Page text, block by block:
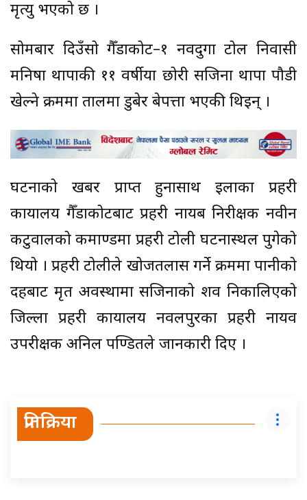
मृत्यु भएको छ ।
सोमबार दिउँसो गैँडाकोट–१ नवदुर्गा टोल निवासी
मनिषा थापाकी ११ वर्षीया छोरी सजिना थापा पौडी
खेल्ने क्रममा तालमा डुबेर बेपत्ता भएकी थिइन् ।
घटनाको खबर प्राप्त हुनासाथ इलाका प्रहरी
कार्यालय गैँडाकोटबाट प्रहरी नायब निरीक्षक नवीन
कटुवालको कमाण्डमा प्रहरी टोली घटनास्थल पुगेको
थियो । प्रहरी टोलीले खोजतलास गर्ने क्रममा पानीको
दहबाट मृत अवस्थामा सजिनाको शव निकालिएको
जिल्ला प्रहरी कार्यालय नवलपुरका प्रहरी नायव
उपरीक्षक अनिल पण्डितले जानकारी दिए ।
प्रतिक्रिया